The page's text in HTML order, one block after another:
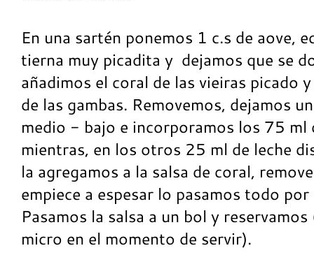
En una sartén ponemos 1 c.s de aove,
tierna muy picadita y dejamos que se
añadimos el coral de las vieiras picado
de las gambas. Removemos, dejamos
medio - bajo e incorporamos los 75 ml
mientras, en los otros 25 ml de leche
la agregamos a la salsa de coral,
empiece a espesar lo pasamos todo
Pasamos la salsa a un bol y
micro en el momento de servir).